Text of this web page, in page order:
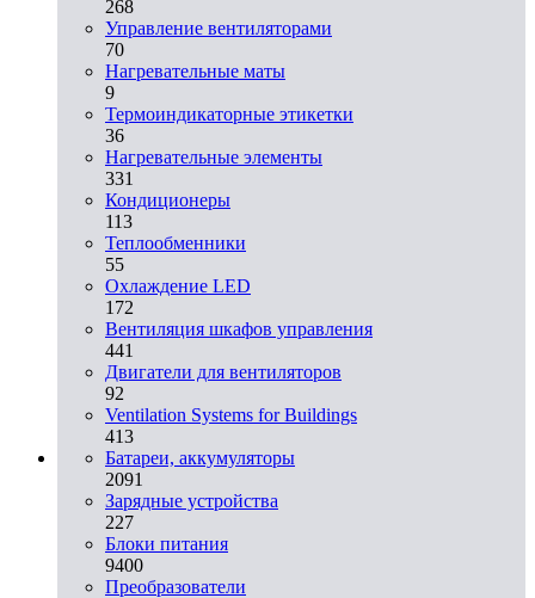
268
Управление вентиляторами
70
Нагревательные маты
9
Термоиндикаторные этикетки
36
Нагревательные элементы
331
Кондиционеры
113
Теплообменники
55
Охлаждение LED
172
Вентиляция шкафов управления
441
Двигатели для вентиляторов
92
Ventilation Systems for Buildings
413
Батареи, аккумуляторы
2091
Зарядные устройства
227
Блоки питания
9400
Преобразователи